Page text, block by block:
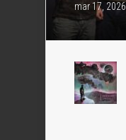
mar 17, 2026